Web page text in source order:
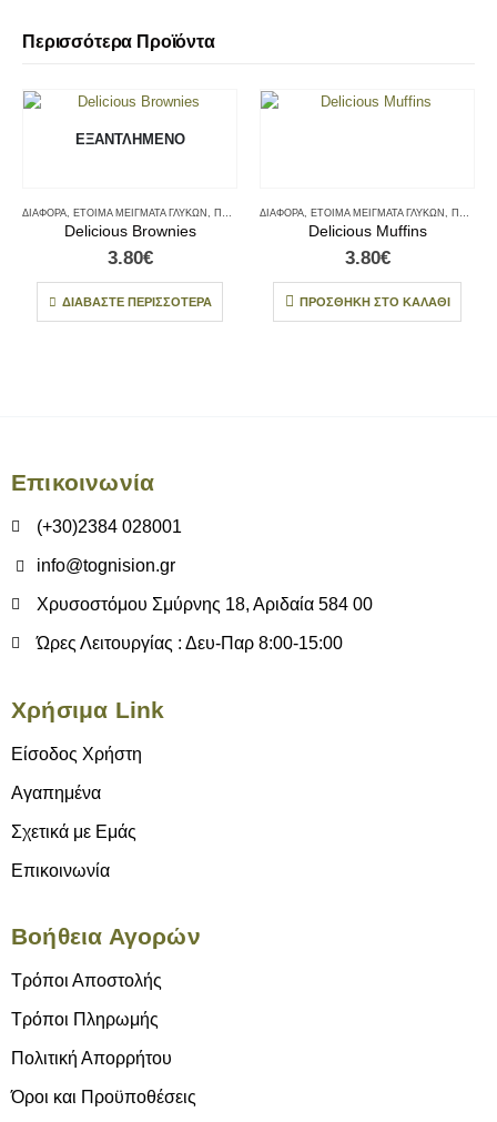
Περισσότερα Προϊόντα
ΕΞΑΝΤΛΗΜΈΝΟ
ΔΙΆΦΟΡΑ, ΈΤΟΙΜΑ ΜΕΊΓΜΑΤΑ ΓΛΥΚΏΝ , ΠΡΩΙΝΟ
Delicious Brownies
3.80€
ΔΙΑΒΆΣΤΕ ΠΕΡΙΣΣΌΤΕΡΑ
ΔΙΆΦΟΡΑ, ΈΤΟΙΜΑ ΜΕΊΓΜΑΤΑ ΓΛΥΚΏΝ , ΠΡΩΙΝΟ
Delicious Muffins
3.80€
ΠΡΟΣΘΉΚΗ ΣΤΟ ΚΑΛΆΘΙ
Επικοινωνία
(+30)2384 028001
info@tognision.gr
Χρυσοστόμου Σμύρνης 18, Αριδαία 584 00
Ώρες Λειτουργίας : Δευ-Παρ 8:00-15:00
Χρήσιμα Link
Είσοδος Χρήστη
Αγαπημένα
Σχετικά με Εμάς
Επικοινωνία
Βοήθεια Αγορών
Τρόποι Αποστολής
Τρόποι Πληρωμής
Πολιτική Απορρήτου
Όροι και Προϋποθέσεις